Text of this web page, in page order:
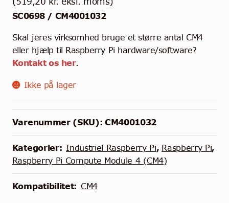
SC0698 / CM4001032
Skal jeres virksomhed bruge et større antal CM4
eller hjælp til Raspberry Pi hardware/software?
Kontakt os her.
Ikke på lager
Varenummer (SKU):CM4001032
Kategorier: Industriel Raspberry Pi, Raspberry Pi,
Raspberry Pi Compute Module 4 (CM4)
Kompatibilitet: CM4